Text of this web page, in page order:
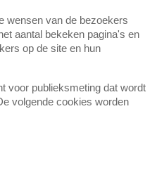
wensen van de bezoekers
aantal bekeken pagina's en
op de site en hun
voor publieksmeting dat wordt
volgende cookies worden